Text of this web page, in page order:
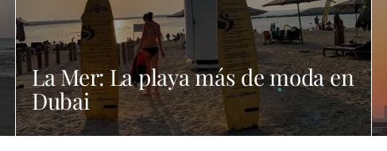
La Mer: La playa más de moda en
Dubai